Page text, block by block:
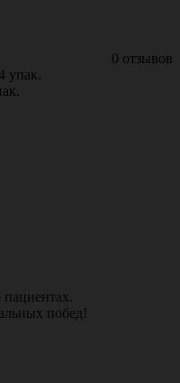
0 отзывов
упак.
пациентах.
побед!